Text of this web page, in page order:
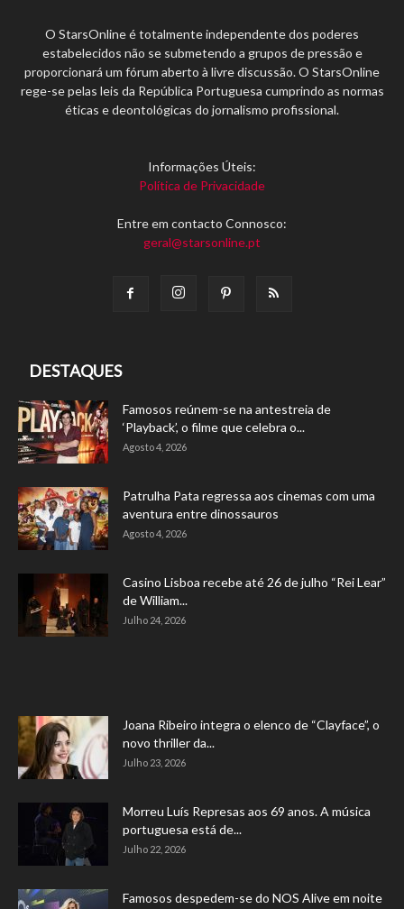
O StarsOnline é totalmente independente dos poderes
estabelecidos não se submetendo a grupos de pressão e
proporcionará um fórum aberto à livre discussão. O StarsOnline
rege-se pelas leis da República Portuguesa cumprindo as normas
éticas e deontológicas do jornalismo profissional.
Informações Úteis:
Política de Privacidade
Entre em contacto Connosco:
geral@starsonline.pt
DESTAQUES
Famosos reúnem-se na antestreia de
‘Playback’, o filme que celebra o...
Agosto 4, 2026
Patrulha Pata regressa aos cinemas com uma
aventura entre dinossauros
Agosto 4, 2026
Casino Lisboa recebe até 26 de julho “Rei Lear”
de William...
Julho 24, 2026
Joana Ribeiro integra o elenco de “Clayface”, o
novo thriller da...
Julho 23, 2026
Morreu Luís Represas aos 69 anos. A música
portuguesa está de...
Julho 22, 2026
Famosos despedem-se do NOS Alive em noite